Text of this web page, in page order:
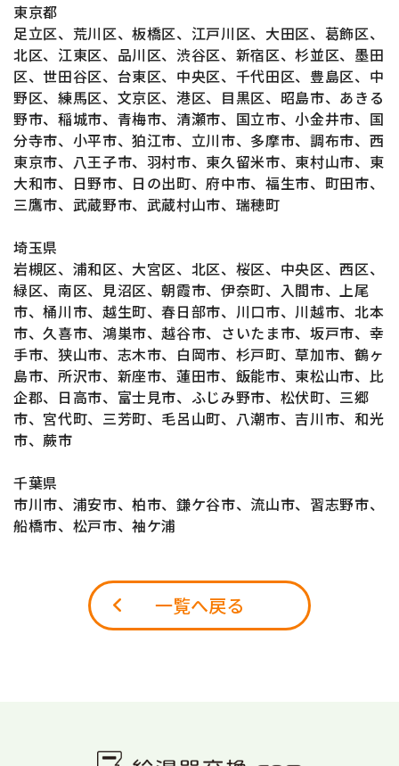
東京都
足立区、荒川区、板橋区、江戸川区、大田区、葛飾区、
北区、江東区、品川区、渋谷区、新宿区、杉並区、墨田
区、世田谷区、台東区、中央区、千代田区、豊島区、中
野区、練馬区、文京区、港区、目黒区、昭島市、あきる
野市、稲城市、青梅市、清瀬市、国立市、小金井市、国
分寺市、小平市、狛江市、立川市、多摩市、調布市、西
東京市、八王子市、羽村市、東久留米市、東村山市、東
大和市、日野市、日の出町、府中市、福生市、町田市、
三鷹市、武蔵野市、武蔵村山市、瑞穂町
埼玉県
岩槻区、浦和区、大宮区、北区、桜区、中央区、西区、
緑区、南区、見沼区、朝霞市、伊奈町、入間市、上尾
市、桶川市、越生町、春日部市、川口市、川越市、北本
市、久喜市、鴻巣市、越谷市、さいたま市、坂戸市、幸
手市、狭山市、志木市、白岡市、杉戸町、草加市、鶴ヶ
島市、所沢市、新座市、蓮田市、飯能市、東松山市、比
企郡、日高市、富士見市、ふじみ野市、松伏町、三郷
市、宮代町、三芳町、毛呂山町、八潮市、吉川市、和光
市、蕨市
千葉県
市川市、浦安市、柏市、鎌ケ谷市、流山市、習志野市、
船橋市、松戸市、袖ケ浦
一覧へ戻る